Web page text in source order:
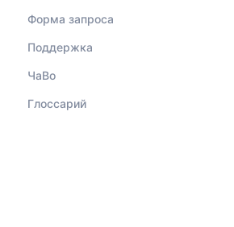
Форма запроса
Поддержка
ЧаВо
Глоссарий